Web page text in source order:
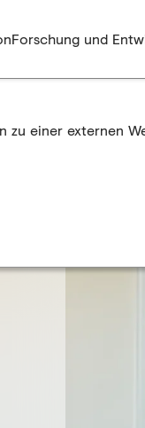
Forschung und
zu einer externen